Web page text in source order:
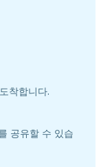
착합니다.
공유할 수 있습